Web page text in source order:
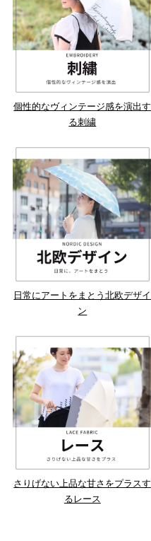
個性的なヴィンテージ感を演出す
る刺繍
日常にアートをまとう北欧デザイ
ン
さりげない上品な甘さをプラスす
るレース